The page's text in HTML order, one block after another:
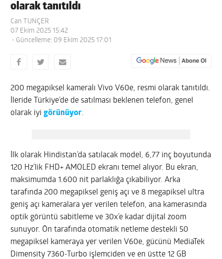
olarak tanıtıldı
Can TUNÇER
07 Ekim 2025 15:42
- Güncelleme: 09 Ekim 2025 17:01
200 megapiksel kameralı Vivo V60e, resmi olarak tanıtıldı.
İleride Türkiye’de de satılması beklenen telefon, genel
olarak iyigörünüyor.
İlk olarak Hindistan’da satılacak model, 6,77 inç boyutunda
120 Hz’lik FHD+ AMOLED ekranı temel alıyor. Bu ekran,
maksimumda 1.600 nit parlaklığa çıkabiliyor. Arka
tarafında 200 megapiksel geniş açı ve 8 megapiksel ultra
geniş açı kameralara yer verilen telefon, ana kamerasında
optik görüntü sabitleme ve 30x’e kadar dijital zoom
sunuyor. Ön tarafında otomatik netleme destekli 50
megapiksel kameraya yer verilen V60e, gücünü MediaTek
Dimensity 7360-Turbo işlemciden ve en üstte 12 GB